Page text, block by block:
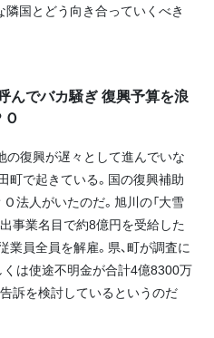
隣国とどう向き合っていくべき
んでバカ騒ぎ 復興予算を浪
復興が遅々として進んでいな
町で起きている。国の復興補助
法人がいたのだ。旭川の「大雪
出事業名目で約8億円を受給した
業員全員を解雇。県、町が調査に
くは使途不明金が合計4億8300万
訴を検討しているというのだ